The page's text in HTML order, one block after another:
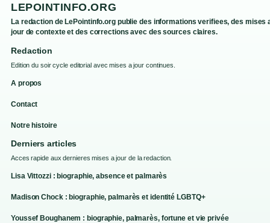
LEPOINTINFO.ORG
La redaction de LePointinfo.org publie des informations verifiees, des mises
jour de contexte et des corrections avec des sources claires.
Redaction
Edition du soir cycle editorial avec mises a jour continues.
A propos
Contact
Notre histoire
Derniers articles
Acces rapide aux dernieres mises a jour de la redaction.
Lisa Vittozzi : biographie, absence et palmarès
Madison Chock : biographie, palmarès et identité LGBTQ+
Youssef Boughanem : biographie, palmarès, fortune et vie privée